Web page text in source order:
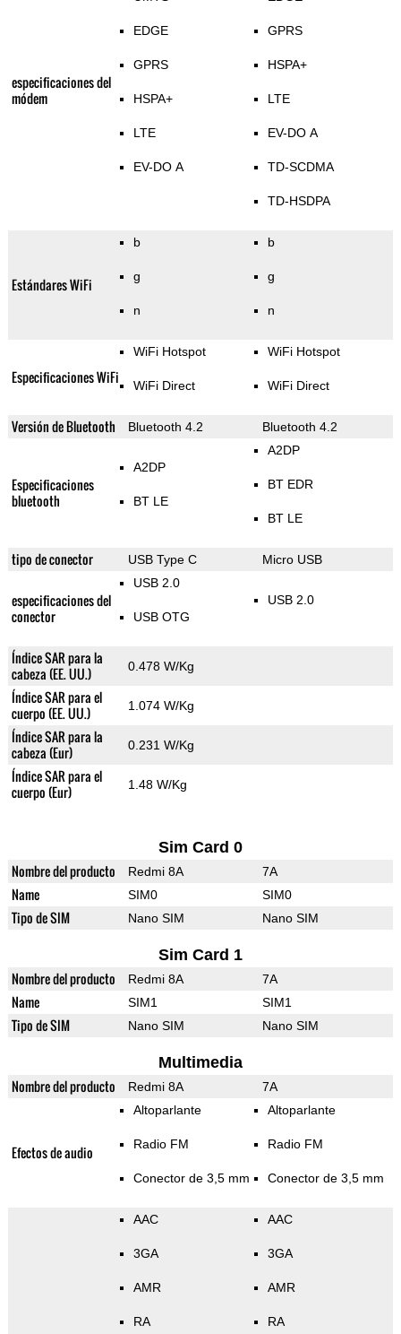
especificaciones del
módem
EDGE
GPRS
HSPA+
LTE
EV-DO A
GPRS
HSPA+
LTE
EV-DO A
TD-SCDMA
TD-HSDPA
Estándares WiFi
b
g
n
b
g
n
Especificaciones WiFi
WiFi Hotspot
WiFi Direct
WiFi Hotspot
WiFi Direct
Versión de Bluetooth Bluetooth 4.2 Bluetooth 4.2
Especificaciones
bluetooth
A2DP
BT LE
A2DP
BT EDR
BT LE
tipo de conector USB Type C Micro USB
especificaciones del
conector
USB 2.0
USB OTG
USB 2.0
Índice SAR para la
cabeza (EE. UU.)
0.478 W/Kg
Índice SAR para el
cuerpo (EE. UU.)
1.074 W/Kg
Índice SAR para la
cabeza (Eur)
0.231 W/Kg
Índice SAR para el
cuerpo (Eur)
1.48 W/Kg
Sim Card 0
Nombre del producto Redmi 8A 7A
Name SIM0 SIM0
Tipo de SIM Nano SIM Nano SIM
Sim Card 1
Nombre del producto Redmi 8A 7A
Name SIM1 SIM1
Tipo de SIM Nano SIM Nano SIM
Multimedia
Nombre del producto Redmi 8A 7A
Efectos de audio
Altoparlante
Radio FM
Conector de 3,5 mm
Altoparlante
Radio FM
Conector de 3,5 mm
AAC
3GA
AMR
RA
AAC
3GA
AMR
RA